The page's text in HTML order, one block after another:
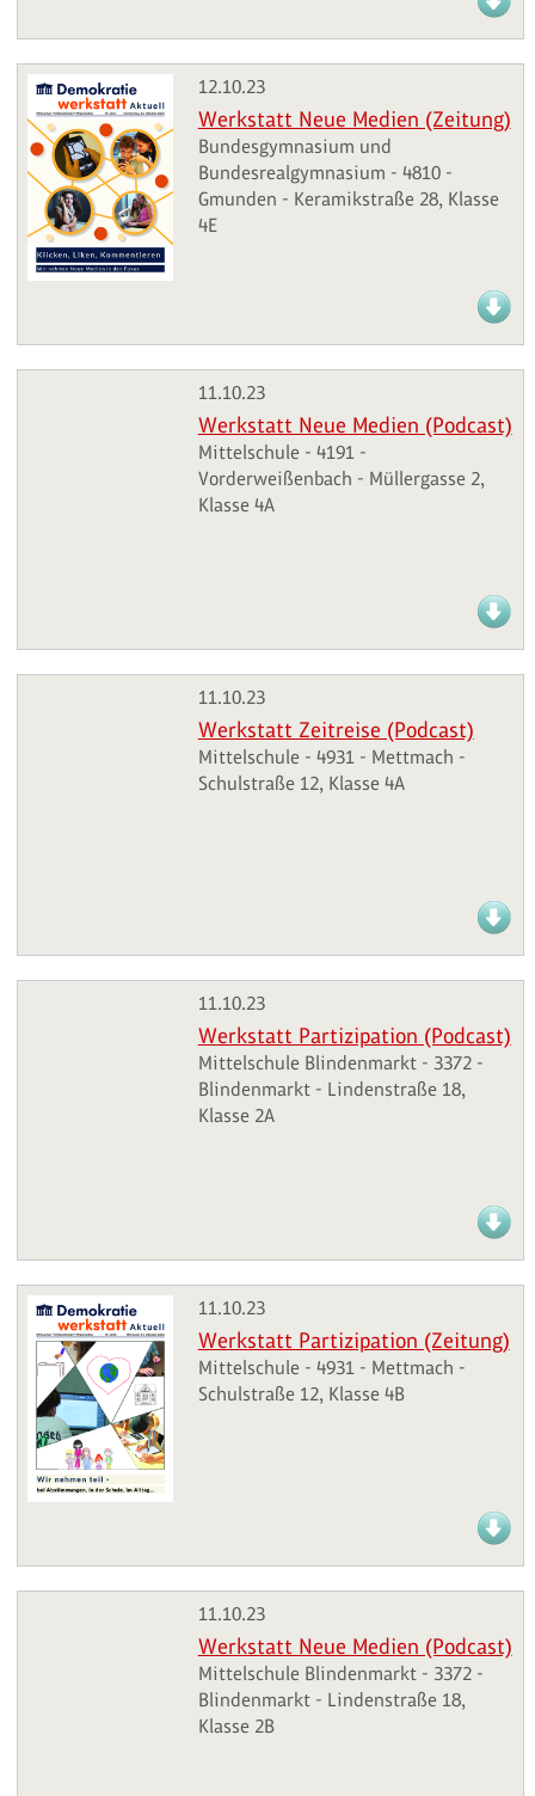
12.10.23
Werkstatt Neue Medien (Zeitung)
Bundesgymnasium und
Bundesrealgymnasium - 4810 -
Gmunden - Keramikstraße 28, Klasse
4E
11.10.23
Werkstatt Neue Medien (Podcast)
Mittelschule - 4191 -
Vorderweißenbach - Müllergasse 2,
Klasse 4A
11.10.23
Werkstatt Zeitreise (Podcast)
Mittelschule - 4931 - Mettmach -
Schulstraße 12, Klasse 4A
11.10.23
Werkstatt Partizipation (Podcast)
Mittelschule Blindenmarkt - 3372 -
Blindenmarkt - Lindenstraße 18,
Klasse 2A
11.10.23
Werkstatt Partizipation (Zeitung)
Mittelschule - 4931 - Mettmach -
Schulstraße 12, Klasse 4B
11.10.23
Werkstatt Neue Medien (Podcast)
Mittelschule Blindenmarkt - 3372 -
Blindenmarkt - Lindenstraße 18,
Klasse 2B